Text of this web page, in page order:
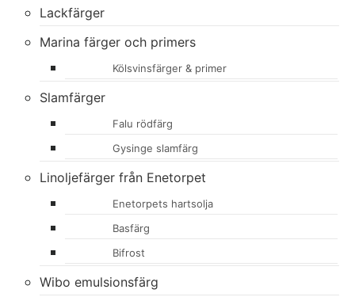
Lackfärger
Marina färger och primers
Kölsvinsfärger & primer
Slamfärger
Falu rödfärg
Gysinge slamfärg
Linoljefärger från Enetorpet
Enetorpets hartsolja
Basfärg
Bifrost
Wibo emulsionsfärg